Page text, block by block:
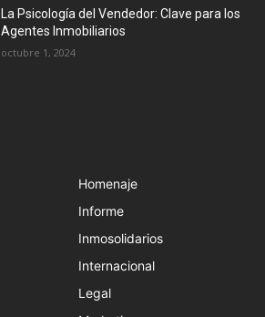
La Psicología del Vendedor: Clave para los
Agentes Inmobiliarios
octubre 1, 2024
Homenaje
Informe
Inmosolidarios
Internacional
Legal